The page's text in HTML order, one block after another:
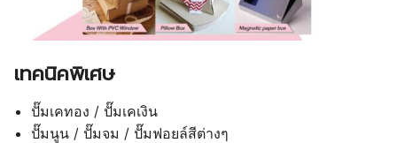
เทคนิคพิเศษ
ปั๊มเคทอง / ปั๊มเคเงิน
ปั๊มนูน / ปั๊มจม / ปั๊มฟอยล์สีต่างๆ